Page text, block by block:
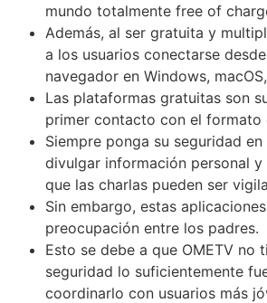
mundo totalmente free of
Además, al ser gratuita y
a los usuarios conectarse
navegador en Windows,
Las plataformas gratuitas son
primer contacto con el formato
Siempre ponga su seguridad
divulgar información personal y
que las charlas pueden ser
Sin embargo, estas
preocupación entre los padres.
Esto se debe a que OMETV no
seguridad lo suficientemente
coordinarlo con usuarios más